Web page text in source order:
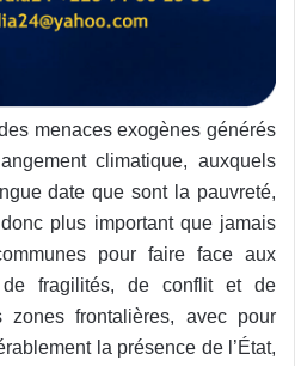
menaces exogènes générés
climatique, auxquels
date que sont la pauvreté,
plus important que jamais
pour faire face aux
de fragilités, de conflit et de
zones frontalières, avec pour
la présence de l’État,